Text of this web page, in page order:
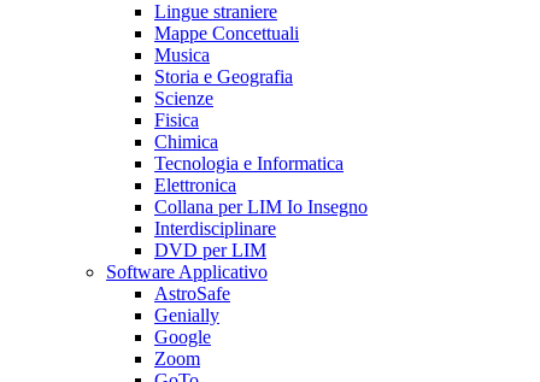
Lingue straniere
Mappe Concettuali
Musica
Storia e Geografia
Scienze
Fisica
Chimica
Tecnologia e Informatica
Elettronica
Collana per LIM Io Insegno
Interdisciplinare
DVD per LIM
Software Applicativo
AstroSafe
Genially
Google
Zoom